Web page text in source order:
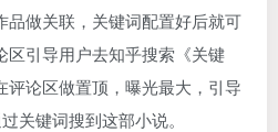
品做关联，关键词配置好后就可
区引导用户去知乎搜索《关键
论区做置顶，曝光最大，引导
关键词搜到这部小说。